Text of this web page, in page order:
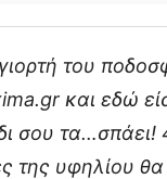
του
και εδώ
σου τα…σπάει!
της υφηλίου